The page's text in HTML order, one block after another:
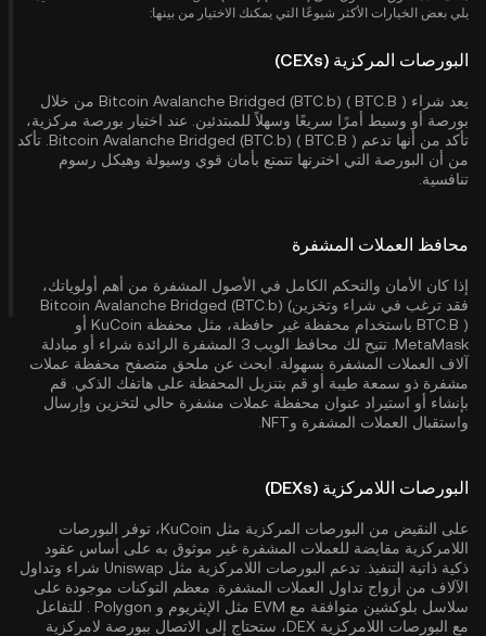
يلي بعض الخيارات الأكثر شيوعًا التي يمكنك الاختيار من بينها:
البورصات المركزية (CEXs)
يعد شراء Bitcoin Avalanche Bridged (BTC.b) ( BTC.B ) من خلال
بورصة أو وسيط أمرًا سريعًا وسهلاً للمبتدئين. عند اختيار بورصة مركزية،
تأكد من أنها تدعم Bitcoin Avalanche Bridged (BTC.b) ( BTC.B ). تأكد
من أن البورصة التي اخترتها تتمتع بأمان قوي وسيولة وهيكل رسوم
تنافسية.
محافظ العملات المشفرة
إذا كان الأمان والتحكم الكامل في الأصول المشفرة من أهم أولوياتك،
فقد ترغب في شراء وتخزينBitcoin Avalanche Bridged (BTC.b) (
BTC.B ) باستخدام محفظة غير حافظة، مثل
محفظة KuCoin
أو
MetaMask. تتيح لك محافظ الويب 3 المشفرة الرائدة شراء أو مبادلة
آلاف العملات المشفرة بسهولة. ابحث عن ملحق متصفح محفظة عملات
مشفرة ذو سمعة طيبة أو قم بتنزيل المحفظة على هاتفك الذكي. قم
بإنشاء أو استيراد عنوان محفظة عملات مشفرة حالي لتخزين وإرسال
واستقبال العملات المشفرة وNFT.
البورصات اللامركزية (DEXs)
على النقيض من البورصات المركزية مثل KuCoin، توفر البورصات
اللامركزية مقايضة للعملات المشفرة غير موثوق به على أساس عقود
ذكية ذاتية التنفيذ. تدعم البورصات اللامركزية مثل Uniswap شراء وتداول
الآلاف من أزواج تداول العملات المشفرة. معظم التوكنات موجودة على
سلاسل بلوكشين متوافقة مع EVM مثل
الإيثريوم و
. للتفاعل
مع البورصات اللامركزية DEX، ستحتاج إلى الاتصال ببورصة لامركزية